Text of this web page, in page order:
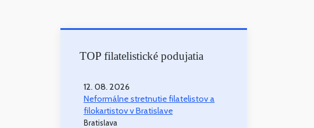
TOP filatelistické podujatia
12. 08. 2026
Neformálne stretnutie filatelistov a
filokartistov v Bratislave
Bratislava